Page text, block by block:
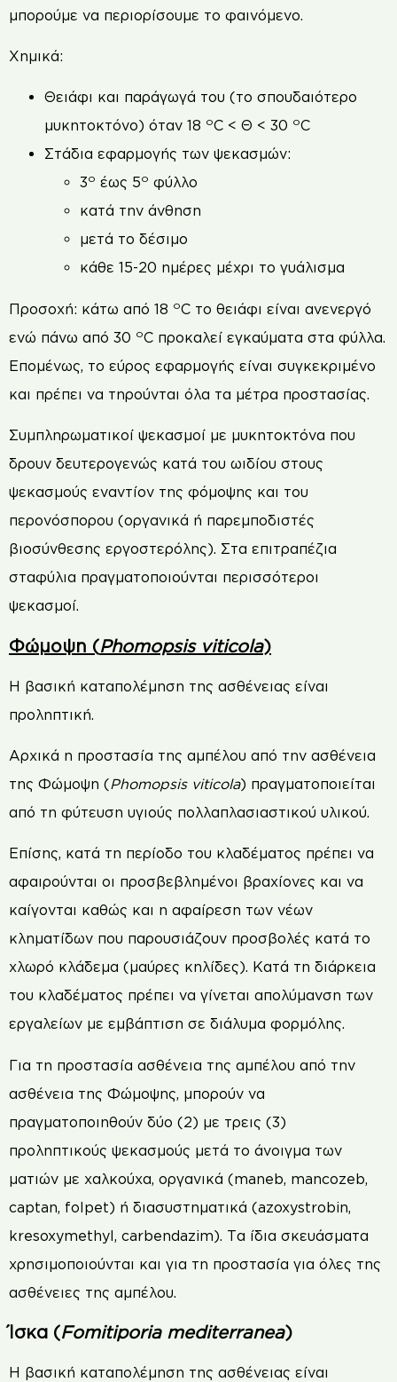
μπορούμε να περιορίσουμε το φαινόμενο.
Χημικά:
Θειάφι και παράγωγά του (το σπουδαιότερο
μυκητοκτόνο) όταν 18 oC < Θ < 30 oC
Στάδια εφαρμογής των ψεκασμών:
3ο έως 5ο φύλλο
κατά την άνθηση
μετά το δέσιμο
κάθε 15-20 ημέρες μέχρι το γυάλισμα
Προσοχή: κάτω από 18 oC το θειάφι είναι ανενεργό
ενώ πάνω από 30 oC προκαλεί εγκαύματα στα φύλλα.
Επομένως, το εύρος εφαρμογής είναι συγκεκριμένο
και πρέπει να τηρούνται όλα τα μέτρα προστασίας.
Συμπληρωματικοί ψεκασμοί με μυκητοκτόνα που
δρουν δευτερογενώς κατά του ωιδίου στους
ψεκασμούς εναντίον της φόμοψης και του
περονόσπορου (οργανικά ή παρεμποδιστές
βιοσύνθεσης εργοστερόλης). Στα επιτραπέζια
σταφύλια πραγματοποιούνται περισσότεροι
ψεκασμοί.
Φώμοψη (Phomopsis viticola)
Η βασική καταπολέμηση της ασθένειας είναι
προληπτική.
Αρχικά η προστασία της αμπέλου από την ασθένεια
της Φώμοψη (Phomopsis viticola) πραγματοποιείται
από τη φύτευση υγιούς πολλαπλασιαστικού υλικού.
Επίσης, κατά τη περίοδο του κλαδέματος πρέπει να
αφαιρούνται οι προσβεβλημένοι βραχίονες και να
καίγονται καθώς και η αφαίρεση των νέων
κληματίδων που παρουσιάζουν προσβολές κατά το
χλωρό κλάδεμα (μαύρες κηλίδες). Κατά τη διάρκεια
του κλαδέματος πρέπει να γίνεται απολύμανση των
εργαλείων με εμβάπτιση σε διάλυμα φορμόλης.
Για τη προστασία ασθένεια της αμπέλου από την
ασθένεια της Φώμοψης, μπορούν να
πραγματοποιηθούν δύο (2) με τρεις (3)
προληπτικούς ψεκασμούς μετά το άνοιγμα των
ματιών με χαλκούχα, οργανικά (maneb, mancozeb,
captan, folpet) ή διασυστηματικά (azoxystrobin,
kresoxymethyl, carbendazim). Τα ίδια σκευάσματα
χρησιμοποιούνται και για τη προστασία για όλες της
ασθένειες της αμπέλου.
Ίσκα (Fomitiporia mediterranea)
Η βασική καταπολέμηση της ασθένειας είναι